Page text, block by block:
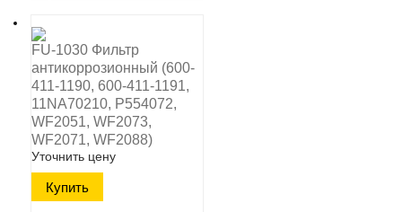
FU-1030 Фильтр
антикоррозионный (600-
411-1190, 600-411-1191,
11NA70210, P554072,
WF2051, WF2073,
WF2071, WF2088)
Уточнить цену